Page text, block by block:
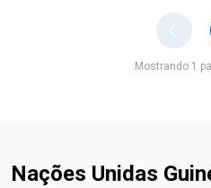
Mostrando 1
Nações Unidas